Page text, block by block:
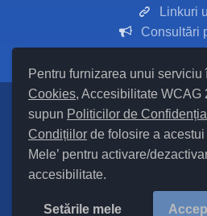
Pentru furnizarea unui
Cookies, Accesibilitate WCAG
supun Politicilor de
Condițiilor de folosire a
Mele’ pentru activare/
accesibilitate.
Setările mele
Linkuri
Consultări
Setări Cookies și
Cod Județ 24 / Județul Iași / Tipul
SIRUTA al Unității Administrativ